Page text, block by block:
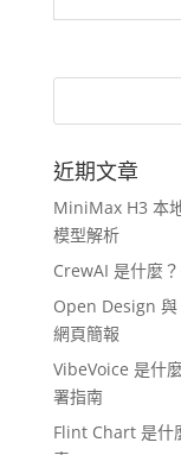
近期文章
MiniMax H3 本
模型解析
CrewAI 是什麼
Open Design 與
網頁簡報
VibeVoice 是什
署指南
Flint Chart 是什